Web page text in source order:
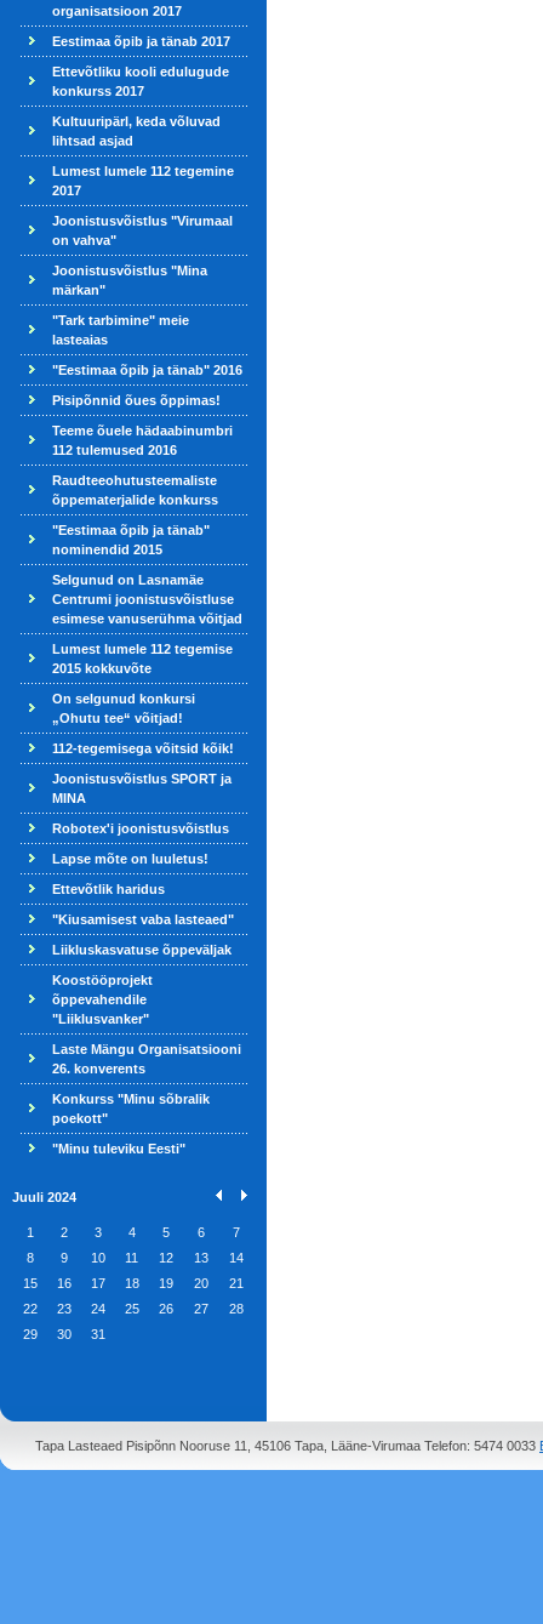
organisatsioon 2017
Eestimaa õpib ja tänab 2017
Ettevõtliku kooli edulugude
konkurss 2017
Kultuuripärl, keda võluvad
lihtsad asjad
Lumest lumele 112 tegemine
2017
Joonistusvõistlus "Virumaal
on vahva"
Joonistusvõistlus "Mina
märkan"
"Tark tarbimine" meie
lasteaias
"Eestimaa õpib ja tänab" 2016
Pisipõnnid õues õppimas!
Teeme õuele hädaabinumbri
112 tulemused 2016
Raudteeohutusteemaliste
õppematerjalide konkurss
"Eestimaa õpib ja tänab"
nominendid 2015
Selgunud on Lasnamäe
Centrumi joonistusvõistluse
esimese vanuserühma võitjad
Lumest lumele 112 tegemise
2015 kokkuvõte
On selgunud konkursi
„Ohutu tee“ võitjad!
112-tegemisega võitsid kõik!
Joonistusvõistlus SPORT ja
MINA
Robotex'i joonistusvõistlus
Lapse mõte on luuletus!
Ettevõtlik haridus
"Kiusamisest vaba lasteaed"
Liikluskasvatuse õppeväljak
Koostööprojekt
õppevahendile
"Liiklusvanker"
Laste Mängu Organisatsiooni
26. konverents
Konkurss "Minu sõbralik
poekott"
"Minu tuleviku Eesti"
Juuli 2024
1 2 3 4 5 6
7
8
9 10 11 12 13
14
15
16 17 18 19 20
21
22
23 24 25 26 27
28
29
30 31
Tapa Lasteaed Pisipõnn Nooruse 11, 45106 Tapa, Lääne-Virumaa Telefon: 5474 0033